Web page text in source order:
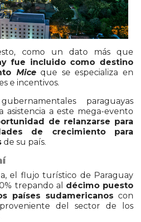
como un dato más que
fue incluido como destino
Miceque se especializa en
e incentivos.
paraguayas
asistencia a este mega-evento
de relanzarse para
de crecimiento para
de su país.
el flujo turístico de Paraguay
trepando al décimo puesto
países sudamericanos con
del sector de los